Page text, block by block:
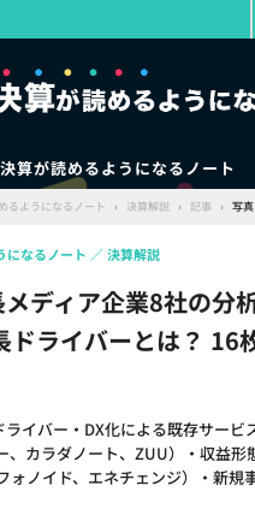
決算が読めるようになるノート
るようになるノート › 決算解説 › 記事 › 写
ディア企業8社の分
ドライバーとは？ 16
ライバー・DX化による既存サービ
、カラダノート、ZUU）・収益形
ォノイド、エネチェンジ）・新規
になるノート 決算解説